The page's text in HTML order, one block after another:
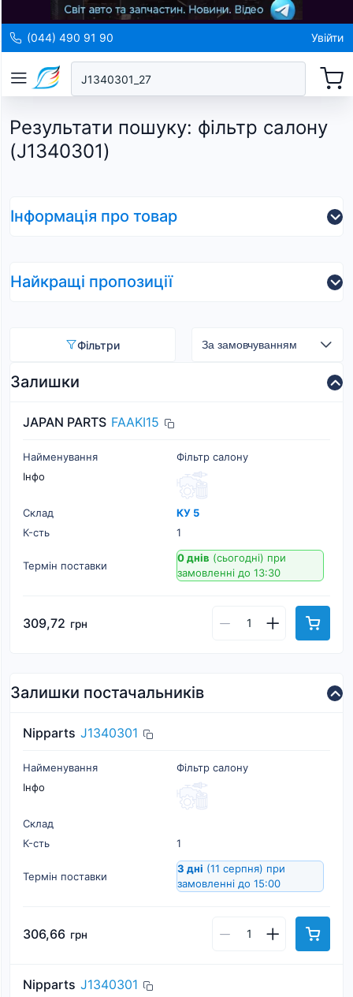
(044) 490 91 90 Увійти
Результати пошуку: фільтр салону
(J1340301)
Інформація про товар
Найкращі пропозиції
Фільтри
Залишки
JAPAN PARTS FAAKI15
Найменування
Фільтр салону
Інфо
Склад
КУ 5
К-cть
1
Термін поставки
0 днів (сьогодні) при
замовленні до 13:30
309,72 грн
Залишки постачальників
Nipparts J1340301
Найменування
Фільтр салону
Інфо
Склад
К-cть
1
Термін поставки
3 дні (11 серпня) при
замовленні до 15:00
306,66 грн
Nipparts J1340301